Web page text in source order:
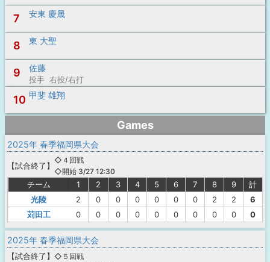
7 安東 慶晟
8 東 大聖
9 佐藤
投手 右投/右打
10 甲斐 雄翔
Games
2025年 春季福岡県大会
【試合終了 】
◇４回戦
◇開始 3/27 12:30
チーム 1 2 3 4 5 6 7 8 9
計
光陵
2 0 0 0 0 0 0 2 2
6
苅田工
0 0 0 0 0 0 0 0 0 0
2025年 春季福岡県大会
【試合終了 】 ◇５回戦